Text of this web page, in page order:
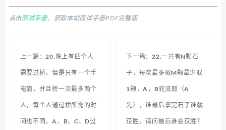
点击面试手册，获取本站面试手册PDF完整版
上一篇：20.晚上有四个人
需要过桥，但是只有一个手
电筒，并且桥一次最多两个
人，每个人通过桥所需的时
间也不同，A、B、C、D过
下一篇：22.一共有N颗石
子，每次最多取M颗最少取
1颗，A，B轮流取（A
先），谁最后拿完石子谁就
获胜，请问最后谁会获胜？